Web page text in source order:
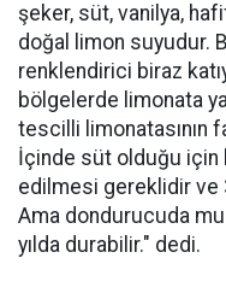
şeker, süt, vanilya,
doğal limon suyudur.
renklendirici biraz
bölgelerde limonata
tescilli limonatasının
İçinde süt olduğu için
edilmesi gereklidir ve
Ama dondurucuda
yılda durabilir." dedi.